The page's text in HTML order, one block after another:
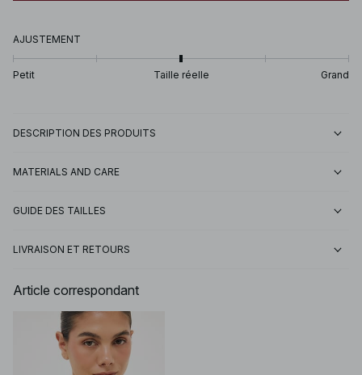
AJUSTEMENT
Petit Taille réelle Grand
DESCRIPTION DES PRODUITS
MATERIALS AND CARE
GUIDE DES TAILLES
LIVRAISON ET RETOURS
Article correspondant